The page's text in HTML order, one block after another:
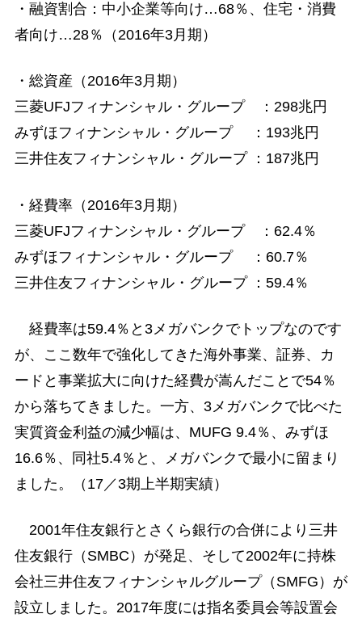
・融資割合：中小企業等向け…68％、住宅・消費
者向け…28％（2016年3月期）
・総資産（2016年3月期）
三菱UFJフィナンシャル・グループ ：298兆円
みずほフィナンシャル・グループ ：193兆円
三井住友フィナンシャル・グループ ：187兆円
・経費率（2016年3月期）
三菱UFJフィナンシャル・グループ ：62.4％
みずほフィナンシャル・グループ ：60.7％
三井住友フィナンシャル・グループ ：59.4％
経費率は59.4％と3メガバンクでトップなのです
が、ここ数年で強化してきた海外事業、証券、カ
ードと事業拡大に向けた経費が嵩んだことで54％
から落ちてきました。一方、3メガバンクで比べた
実質資金利益の減少幅は、MUFG 9.4％、みずほ
16.6％、同社5.4％と、メガバンクで最小に留まり
ました。（17／3期上半期実績）
2001年住友銀行とさくら銀行の合併により三井
住友銀行（SMBC）が発足、そして2002年に持株
会社三井住友フィナンシャルグループ（SMFG）が
設立しました。2017年度には指名委員会等設置会